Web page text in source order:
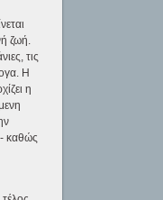
ζωή.
τις
Η
η
καθώς